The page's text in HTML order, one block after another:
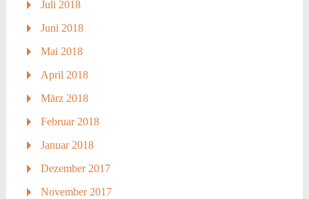
Juli 2018
Juni 2018
Mai 2018
April 2018
März 2018
Februar 2018
Januar 2018
Dezember 2017
November 2017